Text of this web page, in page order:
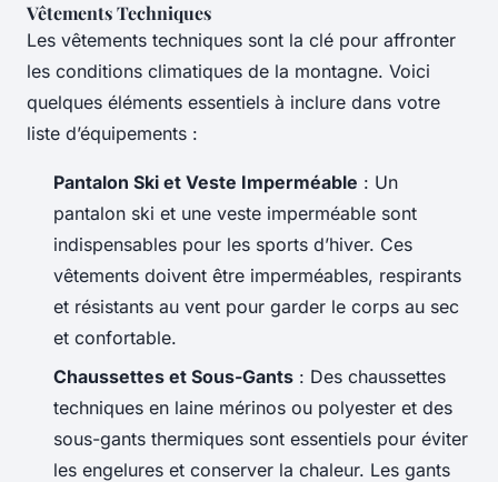
Vêtements Techniques
Les vêtements techniques sont la clé pour affronter
les conditions climatiques de la montagne. Voici
quelques éléments essentiels à inclure dans votre
liste d’équipements :
Pantalon Ski et Veste Imperméable : Un
pantalon ski et une veste imperméable sont
indispensables pour les sports d’hiver. Ces
vêtements doivent être imperméables, respirants
et résistants au vent pour garder le corps au sec
et confortable.
Chaussettes et Sous-Gants : Des chaussettes
techniques en laine mérinos ou polyester et des
sous-gants thermiques sont essentiels pour éviter
les engelures et conserver la chaleur. Les gants